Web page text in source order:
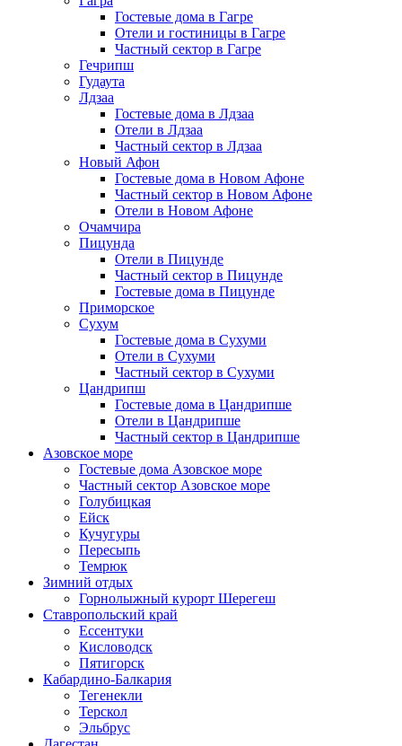
Гостевые дома в Гагре
Отели и гостиницы в Гагре
Частный сектор в Гагре
Гечрипш
Гудаута
Лдзаа
Гостевые дома в Лдзаа
Отели в Лдзаа
Частный сектор в Лдзаа
Новый Афон
Гостевые дома в Новом Афоне
Частный сектор в Новом Афоне
Отели в Новом Афоне
Очамчира
Пицунда
Отели в Пицунде
Частный сектор в Пицунде
Гостевые дома в Пицунде
Приморское
Сухум
Гостевые дома в Сухуми
Отели в Сухуми
Частный сектор в Сухуми
Цандрипш
Гостевые дома в Цандрипше
Отели в Цандрипше
Частный сектор в Цандрипше
Азовское море
Гостевые дома Азовское море
Частный сектор Азовское море
Голубицкая
Ейск
Кучугуры
Пересыпь
Темрюк
Зимний отдых
Горнолыжный курорт Шерегеш
Ставропольский край
Ессентуки
Кисловодск
Пятигорск
Кабардино-Балкария
Тегенекли
Терскол
Эльбрус